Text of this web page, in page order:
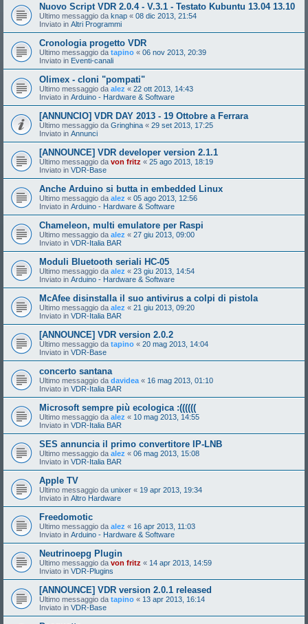
Nuovo Script VDR 2.0.4 - V.3.1 - Testato Kubuntu 13.04 13.10
Ultimo messaggio da knap « 08 dic 2013, 21:54
Inviato in Altri Programmi
Cronologia progetto VDR
Ultimo messaggio da tapino « 06 nov 2013, 20:39
Inviato in Eventi-canali
Olimex - cloni "pompati"
Ultimo messaggio da alez « 22 ott 2013, 14:43
Inviato in Arduino - Hardware & Software
[ANNUNCIO] VDR DAY 2013 - 19 Ottobre a Ferrara
Ultimo messaggio da Gringhina « 29 set 2013, 17:25
Inviato in Annunci
[ANNOUNCE] VDR developer version 2.1.1
Ultimo messaggio da von fritz « 25 ago 2013, 18:19
Inviato in VDR-Base
Anche Arduino si butta in embedded Linux
Ultimo messaggio da alez « 05 ago 2013, 12:56
Inviato in Arduino - Hardware & Software
Chameleon, multi emulatore per Raspi
Ultimo messaggio da alez « 27 giu 2013, 09:00
Inviato in VDR-Italia BAR
Moduli Bluetooth seriali HC-05
Ultimo messaggio da alez « 23 giu 2013, 14:54
Inviato in Arduino - Hardware & Software
McAfee disinstalla il suo antivirus a colpi di pistola
Ultimo messaggio da alez « 21 giu 2013, 09:20
Inviato in VDR-Italia BAR
[ANNOUNCE] VDR version 2.0.2
Ultimo messaggio da tapino « 20 mag 2013, 14:04
Inviato in VDR-Base
concerto santana
Ultimo messaggio da davidea « 16 mag 2013, 01:10
Inviato in VDR-Italia BAR
Microsoft sempre più ecologica :((((((
Ultimo messaggio da alez « 10 mag 2013, 14:55
Inviato in VDR-Italia BAR
SES annuncia il primo convertitore IP-LNB
Ultimo messaggio da alez « 06 mag 2013, 15:08
Inviato in VDR-Italia BAR
Apple TV
Ultimo messaggio da unixer « 19 apr 2013, 19:34
Inviato in Altro Hardware
Freedomotic
Ultimo messaggio da alez « 16 apr 2013, 11:03
Inviato in Arduino - Hardware & Software
Neutrinoepg Plugin
Ultimo messaggio da von fritz « 14 apr 2013, 14:59
Inviato in VDR-Plugins
[ANNOUNCE] VDR version 2.0.1 released
Ultimo messaggio da tapino « 13 apr 2013, 16:14
Inviato in VDR-Base